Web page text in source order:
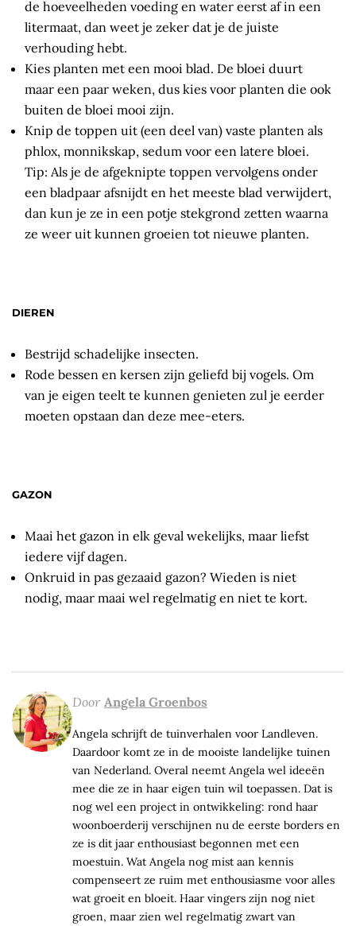
de hoeveelheden voeding en water eerst af in een
litermaat, dan weet je zeker dat je de juiste
verhouding hebt.
Kies planten met een mooi blad. De bloei duurt
maar een paar weken, dus kies voor planten die ook
buiten de bloei mooi zijn.
Knip de toppen uit (een deel van) vaste planten als
phlox, monnikskap, sedum voor een latere bloei.
Tip: Als je de afgeknipte toppen vervolgens onder
een bladpaar afsnijdt en het meeste blad verwijdert,
dan kun je ze in een potje stekgrond zetten waarna
ze weer uit kunnen groeien tot nieuwe planten.
DIEREN
Bestrijd schadelijke insecten.
Rode bessen en kersen zijn geliefd bij vogels. Om
van je eigen teelt te kunnen genieten zul je eerder
moeten opstaan dan deze mee-eters.
GAZON
Maai het gazon in elk geval wekelijks, maar liefst
iedere vijf dagen.
Onkruid in pas gezaaid gazon? Wieden is niet
nodig, maar maai wel regelmatig en niet te kort.
Door Angela Groenbos
Angela schrijft de tuinverhalen voor Landleven.
Daardoor komt ze in de mooiste landelijke tuinen
van Nederland. Overal neemt Angela wel ideeën
mee die ze in haar eigen tuin wil toepassen. Dat is
nog wel een project in ontwikkeling: rond haar
woonboerderij verschijnen nu de eerste borders en
ze is dit jaar enthousiast begonnen met een
moestuin. Wat Angela nog mist aan kennis
compenseert ze ruim met enthousiasme voor alles
wat groeit en bloeit. Haar vingers zijn nog niet
groen, maar zien wel regelmatig zwart van